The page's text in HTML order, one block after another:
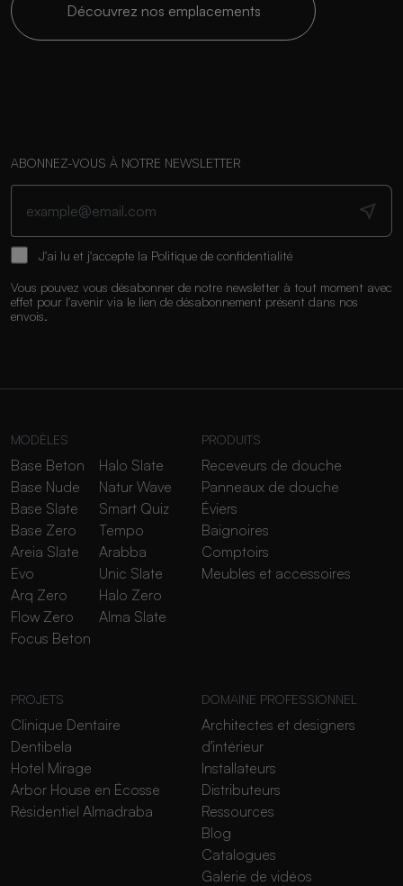
Découvrez nos emplacements
ABONNEZ-VOUS À NOTRE NEWSLETTER
J'ai lu et j'accepte la Politique de confidentialité
Vous pouvez vous désabonner de notre newsletter à tout moment avec
effet pour l'avenir via le lien de désabonnement présent dans nos
envois.
MODÈLES
Base Beton
Base Nude
Base Slate
Base Zero
Areia Slate
Evo
Arq Zero
Flow Zero
Focus Beton
Halo Slate
Natur Wave
Smart Quiz
Tempo
Arabba
Unic Slate
Halo Zero
Alma Slate
PRODUITS
Receveurs de douche
Panneaux de douche
Éviers
Baignoires
Comptoirs
Meubles et accessoires
PROJETS
Clinique Dentaire
Dentibela
Hotel Mirage
Arbor House en Écosse
Résidentiel Almadraba
DOMAINE PROFESSIONNEL
Architectes et designers
d'intérieur
Installateurs
Distributeurs
Ressources
Blog
Catalogues
Galerie de vidéos